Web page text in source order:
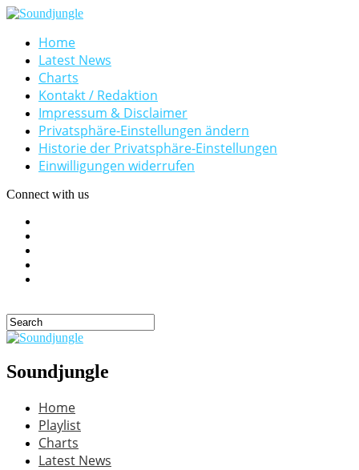
Home
Latest News
Charts
Kontakt / Redaktion
Impressum & Disclaimer
Privatsphäre-Einstellungen ändern
Historie der Privatsphäre-Einstellungen
Einwilligungen widerrufen
Connect with us
Soundjungle
Home
Playlist
Charts
Latest News